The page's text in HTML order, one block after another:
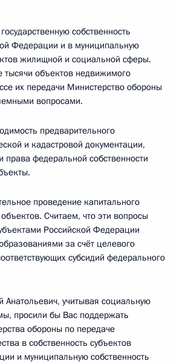
собственность
Федерации и в муниципальную
жилищной и социальной сферы.
объектов недвижимого
их передачи Министерство обороны
вопросами.
предварительного
и кадастровой документации,
права федеральной собственности
проведение капитального
Считаем, что эти вопросы
Российской Федерации
за счёт целевого
субсидий федерального
учитывая социальную
просили бы Вас поддержать
обороны по передаче
в собственность субъектов
и муниципальную собственность